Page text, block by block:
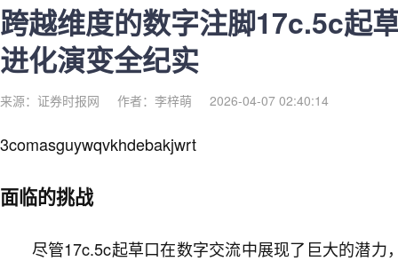
跨越维度的数字注脚17c.5c起
进化演变全纪实
来源：证券时报网 作者：李梓萌 2026-04-07 02:40:14
3comasguywqvkhdebakjwrt
面临的挑战
尽管17c.5c起草口在数字交流中展现了巨大的潜力